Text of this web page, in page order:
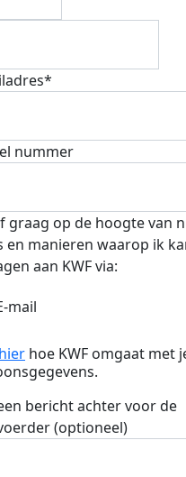
E-mails
opgehaald: t-
nummer
graag op de hoogte van
en manieren waarop ik
aan KWF via:
mail
hier hoe KWF omgaat met
bericht achter voor de
(optioneel)